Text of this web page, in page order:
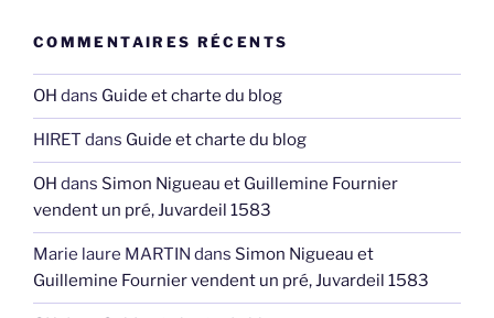
COMMENTAIRES RÉCENTS
OH dans Guide et charte du blog
HIRET dans Guide et charte du blog
OH dans Simon Nigueau et Guillemine Fournier
vendent un pré, Juvardeil 1583
Marie laure MARTIN dans Simon Nigueau et
Guillemine Fournier vendent un pré, Juvardeil 1583